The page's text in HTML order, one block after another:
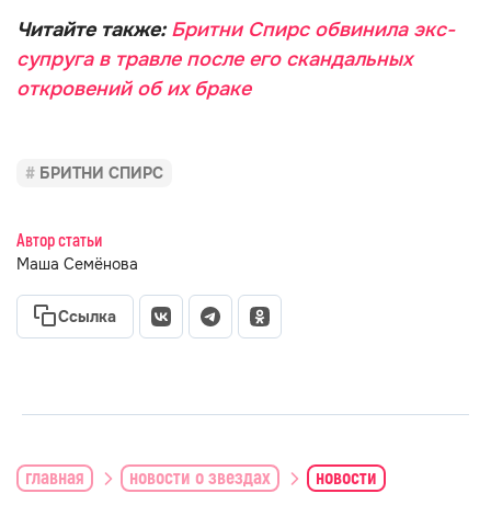
Читайте также: Бритни Спирс обвинила экс-
супруга в травле после его скандальных
откровений об их браке
БРИТНИ СПИРС
Автор статьи
Маша Семёнова
Ссылка
главная новости о звездах новости